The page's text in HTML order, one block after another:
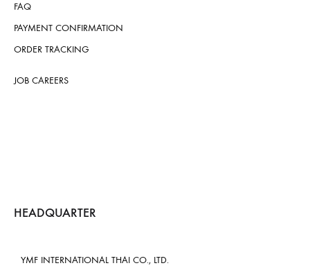
FAQ
PAYMENT CONFIRMATION
ORDER TRACKING
JOB CAREERS
HEADQUARTER
YMF INTERNATIONAL THAI CO., LTD.